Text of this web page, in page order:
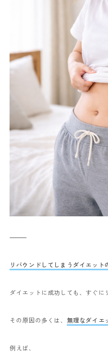
⸻
リバウンドしてしまうダイエット
ダイエットに成功しても、すぐに
その原因の多くは、 無理なダイエ
例えば、